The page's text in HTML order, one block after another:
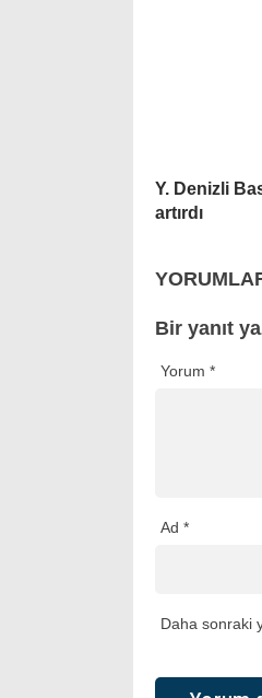
Y. Denizli
artırdı
Bir yanıt
Yorum *
Ad *
Daha sonraki